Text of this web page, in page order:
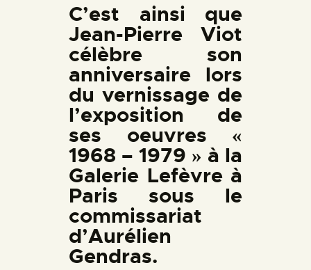
C’est ainsi que
Jean-Pierre Viot
célèbre son
anniversaire lors
du vernissage de
l’exposition de
ses oeuvres «
1968 – 1979 » à la
Galerie Lefèvre à
Paris sous le
commissariat
d’Aurélien
Gendras.